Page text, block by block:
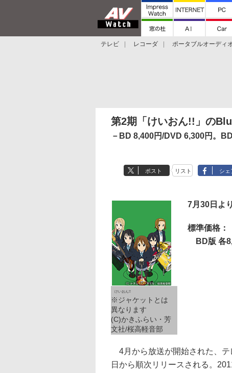
テレビ レコーダ ポータブルオーディ
第2期「けいおん!!」の
－BD 8,400円/DVD 6,300円。
ポスト リスト シェ
けいおん!!
※ジャケットとは
異なります
(C)かきふらい・芳
文社/桜高軽音部
7月30日よ
標準価格：
BD版 各
4月から放送が開始された、テ
日から順次リリースされる。